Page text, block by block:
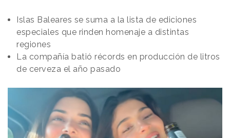
Islas Baleares se suma a la lista de ediciones
especiales que rinden homenaje a distintas
regiones
La compañía batió récords en producción de litros
de cerveza el año pasado